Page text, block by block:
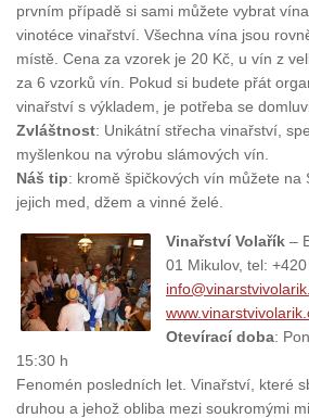
prvním případě si sami můžete vybrat
vinotéce vinařství. Všechna vína jsou
místě. Cena za vzorek je 20 Kč, u vín z
za 6 vzorků vín. Pokud si budete přát
vinařství s výkladem, je potřeba se
Zvláštnost: Unikátní střecha vinařství,
myšlenkou na výrobu slámových vín.
Náš tip: kromě špičkových vín můžete na
jejich med, džem a vinné želé.
Vinařství Volařík –
01 Mikulov, tel:
Otevírací doba:
15:30 h
Fenomén posledních let. Vinařství, které
druhou a jehož obliba mezi soukromými